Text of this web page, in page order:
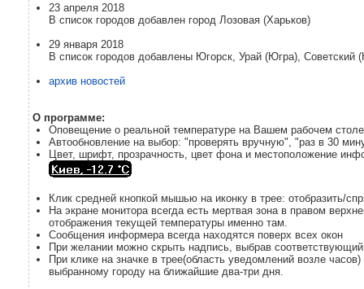
23 апреля 2018
В список городов добавлен город Лозовая (Харьков)
29 января 2018
В список городов добавлены Югорск, Урай (Югра), Советский
архив новостей
О программе:
Оповещение о реальной температуре на Вашем рабочем столе
Автообновление на выбор: "проверять вручную", "раз в 30
Цвет, шрифт, прозрачность, цвет фона и местоположение
Клик средней кнопкой мышью на иконку в трее: отобразить/
На экране монитора всегда есть мертвая зона в правом
отображения текущей температуры именно там.
Сообщения информера всегда находятся поверх всех окон
При желании можно скрыть надпись, выбрав
При клике на значке в трее(область уведомлений возле
выбранному городу на ближайшие два-три дня.